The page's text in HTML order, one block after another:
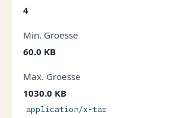
4
Min. Groesse
60.0 KB
Max. Groesse
1030.0 KB
application/x-tar